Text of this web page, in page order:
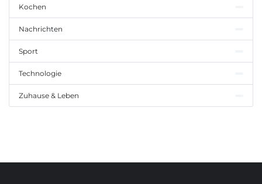
Kochen
Nachrichten
Sport
Technologie
Zuhause & Leben